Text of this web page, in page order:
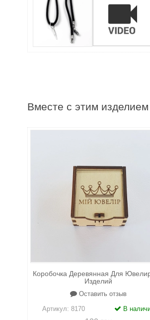
Вместе с этим
Коробочка Деревянная Для
Изделий
Оставить отзыв
Артикул:8170 В